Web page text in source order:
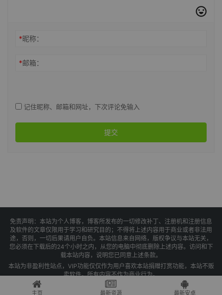
*昵称：
*邮箱：
记住昵称、邮箱和网址，下次评论免输入
提交
免责声明：本站为个人博客，博客所发布的一切修改补丁、注册机和注册信息
及软件的文章仅限用于学习和研究目的；不得将上述内容用于商业或者非法用
途，否则，一切后果请用户自负。本站信息来自网络，版权争议与本站无关，
您必须在下载后的24个小时之内，从您的电脑中彻底删除上述内容。访问和下
载本站内容，说明您已同意上述条款。
本站为非盈利性站点，VIP功能仅仅作为用户喜欢本站捐赠打赏功能，本站不贩
卖软件，所有内容不作为商业行为。
Copyright © 2025 果核剥壳 - 琼ICP备2021004479号-1
主页 最新资源 最新安卓